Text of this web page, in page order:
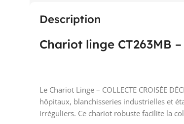
Description
Chariot linge CT263MB
Le Chariot Linge – COLLECTE CROISÉE
hôpitaux, blanchisseries industrielles et
irréguliers. Ce chariot robuste facilite la